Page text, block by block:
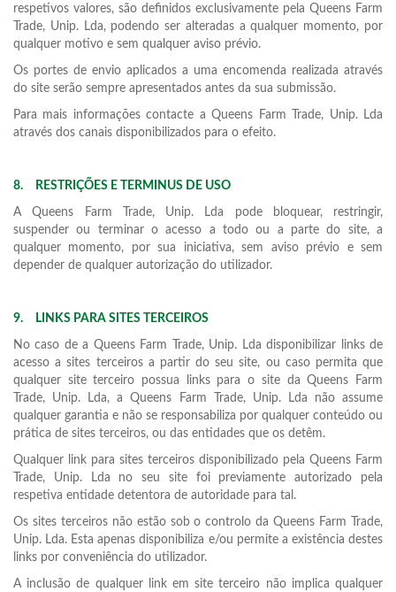
respetivos valores, são definidos exclusivamente pela Queens Farm
Trade, Unip. Lda, podendo ser alteradas a qualquer momento, por
qualquer motivo e sem qualquer aviso prévio.
Os portes de envio aplicados a uma encomenda realizada através
do site serão sempre apresentados antes da sua submissão.
Para mais informações contacte a Queens Farm Trade, Unip. Lda
através dos canais disponibilizados para o efeito.
8. RESTRIÇÕES E TERMINUS DE USO
A Queens Farm Trade, Unip. Lda pode bloquear, restringir,
suspender ou terminar o acesso a todo ou a parte do site, a
qualquer momento, por sua iniciativa, sem aviso prévio e sem
depender de qualquer autorização do utilizador.
9. LINKS PARA SITES TERCEIROS
No caso de a Queens Farm Trade, Unip. Lda disponibilizar links de
acesso a sites terceiros a partir do seu site, ou caso permita que
qualquer site terceiro possua links para o site da Queens Farm
Trade, Unip. Lda, a Queens Farm Trade, Unip. Lda não assume
qualquer garantia e não se responsabiliza por qualquer conteúdo ou
prática de sites terceiros, ou das entidades que os detêm.
Qualquer link para sites terceiros disponibilizado pela Queens Farm
Trade, Unip. Lda no seu site foi previamente autorizado pela
respetiva entidade detentora de autoridade para tal.
Os sites terceiros não estão sob o controlo da Queens Farm Trade,
Unip. Lda. Esta apenas disponibiliza e/ou permite a existência destes
links por conveniência do utilizador.
A inclusão de qualquer link em site terceiro não implica qualquer